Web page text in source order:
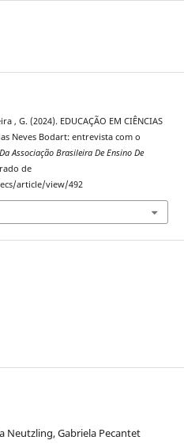
, G. (2024). EDUCAÇÃO EM CIÊNCIAS
Neves Bodart: entrevista com o
Associação Brasileira De Ensino De
de
article/view/492
Neutzling, Gabriela Pecantet